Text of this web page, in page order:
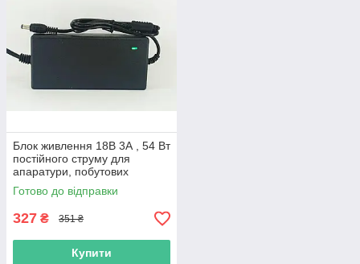
Блок живлення 18В 3А , 54 Вт
постійного струму для
апаратури, побутових
приладів
Готово до відправки
327 ₴ 351 ₴
Купити